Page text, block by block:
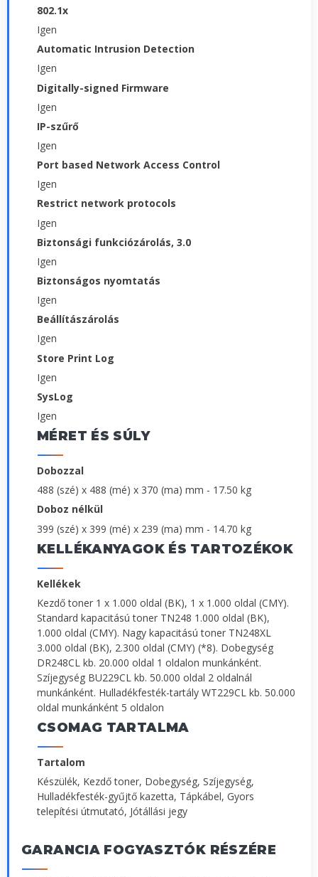
802.1x
Igen
Automatic Intrusion Detection
Igen
Digitally-signed Firmware
Igen
IP-szűrő
Igen
Port based Network Access Control
Igen
Restrict network protocols
Igen
Biztonsági funkciózárolás, 3.0
Igen
Biztonságos nyomtatás
Igen
Beállítászárolás
Igen
Store Print Log
Igen
SysLog
Igen
MÉRET ÉS SÚLY
Dobozzal
488 (szé) x 488 (mé) x 370 (ma) mm - 17.50 kg
Doboz nélkül
399 (szé) x 399 (mé) x 239 (ma) mm - 14.70 kg
KELLÉKANYAGOK ÉS TARTOZÉKOK
Kellékek
Kezdő toner 1 x 1.000 oldal (BK), 1 x 1.000 oldal (CMY).
Standard kapacitású toner TN248 1.000 oldal (BK),
1.000 oldal (CMY). Nagy kapacitású toner TN248XL
3.000 oldal (BK), 2.300 oldal (CMY) (*8). Dobegység
DR248CL kb. 20.000 oldal 1 oldalon munkánként.
Szíjegység BU229CL kb. 50.000 oldal 2 oldalnál
munkánként. Hulladékfesték-tartály WT229CL kb. 50.000
oldal munkánként 5 oldalon
CSOMAG TARTALMA
Tartalom
Készülék, Kezdő toner, Dobegység, Szíjegység,
Hulladékfesték-gyűjtő kazetta, Tápkábel, Gyors
telepítési útmutató, Jótállási jegy
GARANCIA FOGYASZTÓK RÉSZÉRE